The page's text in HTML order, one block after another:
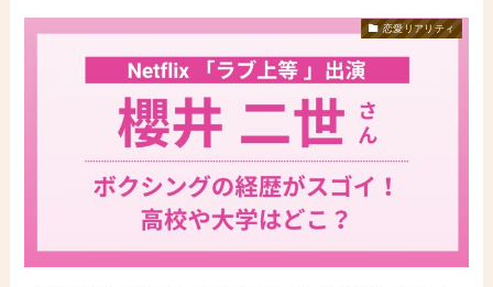
恋愛リアリティ